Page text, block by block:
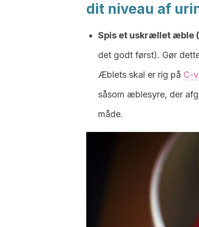
dit niveau af
Spis et uskrællet æble
det godt først). Gør
Æblets skal er rig på C-
såsom æblesyre, der
måde.